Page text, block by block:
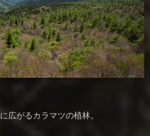
広がるカラマツの植林。